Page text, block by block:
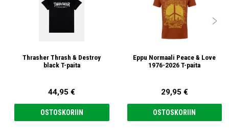
Thrasher Thrash & Destroy
black T-paita
44,95 €
OSTOSKORIIN
Eppu Normaali Peace & Love
1976-2026 T-paita
29,95 €
OSTOSKORIIN
